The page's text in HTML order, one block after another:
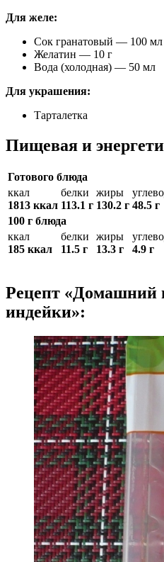
Для желе:
Сок гранатовый — 100 мл
Желатин — 10 г
Вода (холодная) — 50 мл
Для украшения:
Тарталетка
Пищевая и
Готового блюда
ккал
1813 ккал
белки
113.1 г
жиры
130.2 г 48.5 г
100 г блюда
ккал
185 ккал
белки
11.5 г
жиры
13.3 г
4.9 г
Рецепт «Домашний
индейки»: